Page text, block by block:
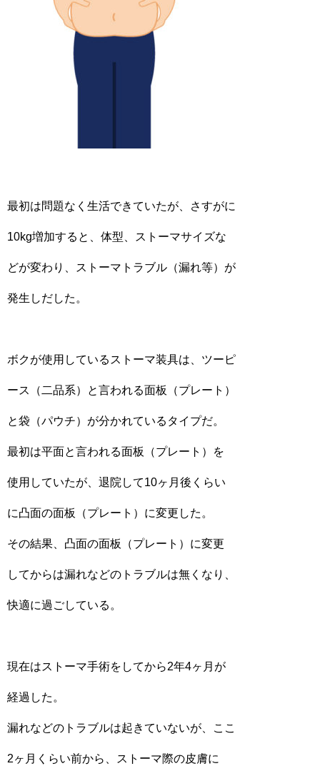
最初は問題なく生活できていたが、さすがに
10kg増加すると、体型、ストーマサイズな
どが変わり、ストーマトラブル（漏れ等）が
発生しだした。
ボクが使用しているストーマ装具は、ツーピ
ース（二品系）と言われる面板（プレート）
と袋（パウチ）が分かれているタイプだ。
最初は平面と言われる面板（プレート）を
使用していたが、退院して10ヶ月後くらい
に凸面の面板（プレート）に変更した。
その結果、凸面の面板（プレート）に変更
してからは漏れなどのトラブルは無くなり、
快適に過ごしている。
現在はストーマ手術をしてから2年4ヶ月が
経過した。
漏れなどのトラブルは起きていないが、ここ
2ヶ月くらい前から、ストーマ際の皮膚に